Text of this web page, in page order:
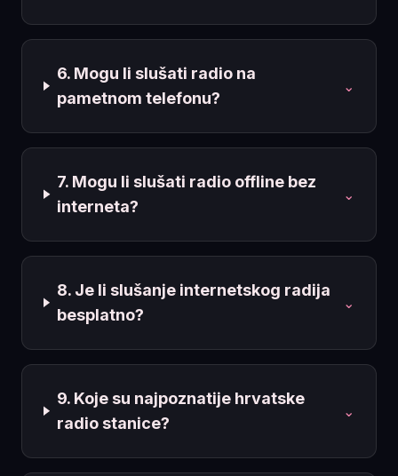
6. Mogu li slušati radio na
pametnom telefonu?
⌄
7. Mogu li slušati radio offline bez
interneta?
⌄
8. Je li slušanje internetskog radija
besplatno?
⌄
9. Koje su najpoznatije hrvatske
radio stanice?
⌄